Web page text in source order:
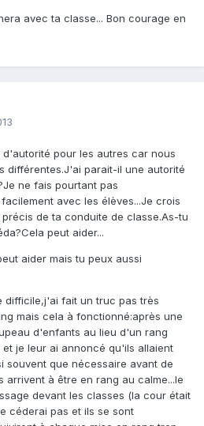
avec ta classe... Bon courage en
pour les autres car nous
différentes.J'ai parait-il une autorité
ne fais pourtant pas
avec les élèves...Je crois
de ta conduite de classe.As-tu
peut aider...
aider mais tu peux aussi
difficile,j'ai fait un truc pas très
mais cela à fonctionné:après une
d'enfants au lieu d'un rang
je leur ai annoncé qu'ils allaient
souvent que nécessaire avant de
à être en rang au calme...le
devant les classes (la cour était
céderai pas et ils se sont